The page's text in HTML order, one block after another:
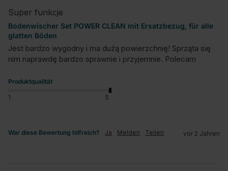
Super funkcje
Bodenwischer Set POWER CLEAN mit Ersatzbezug, für alle
glatten Böden
Jest bardzo wygodny i ma dużą powierzchnię! Sprząta się
nim naprawdę bardzo sprawnie i przyjemnie. Polecam
Produktqualität
1 5
War diese Bewertung hilfreich? Ja Melden Teilen vor 2 Jahren